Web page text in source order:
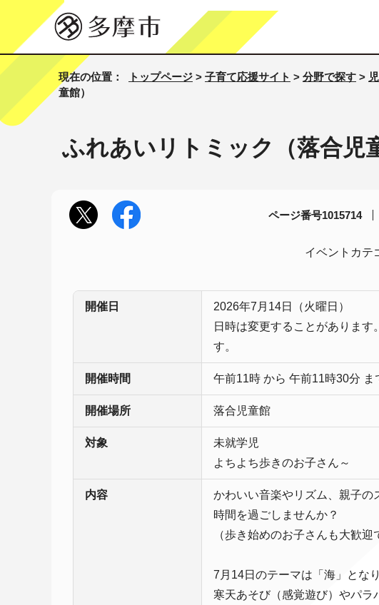
現在の位置： トップページ > 子育て応援サイト > 分野で探す >
童館）
ふれあいリトミック（落合児
ページ番号1015714
イベントカテ
開催日
2026年7月14日（火曜日）
日時は変更することがありま
す。
開催時間 午前11時 から 午前11時30分 ま
開催場所 落合児童館
対象
未就学児
よちよち歩きのお子さん～
内容
かわいい音楽やリズム、親子の
時間を過ごしませんか？
（歩き始めのお子さんも大歓迎
7月14日のテーマは「海」とな
寒天あそび（感覚遊び）やパラ